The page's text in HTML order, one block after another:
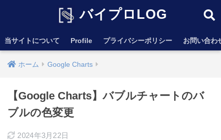
バイプロLOG
当サイトについて Profile プライバシーポリシー お問い合わ
ホーム Google Charts
【Google Charts】バブルチャートのバ
ブルの色変更
2024年3月22日